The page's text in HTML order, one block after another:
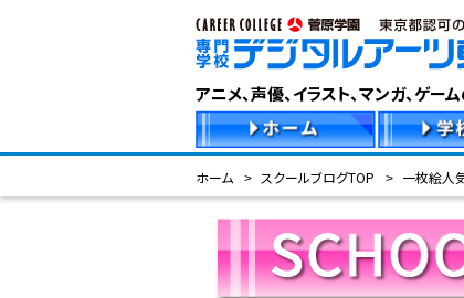
アニメ、声優、イラスト、マンガ、ゲー
ホーム スクールブログTOP 一枚絵人